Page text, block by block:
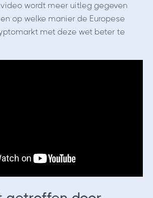
wordt meer uitleg gegeven
op welke manier de Europese
met deze wet beter te